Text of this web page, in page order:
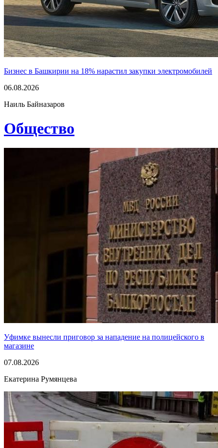
Бизнес в Башкирии на 18% нарастил закупки электромобилей
06.08.2026
Наиль Байназаров
Общество
Уфимке вынесли приговор за нападение на полицейского в
магазине
07.08.2026
Екатерина Румянцева